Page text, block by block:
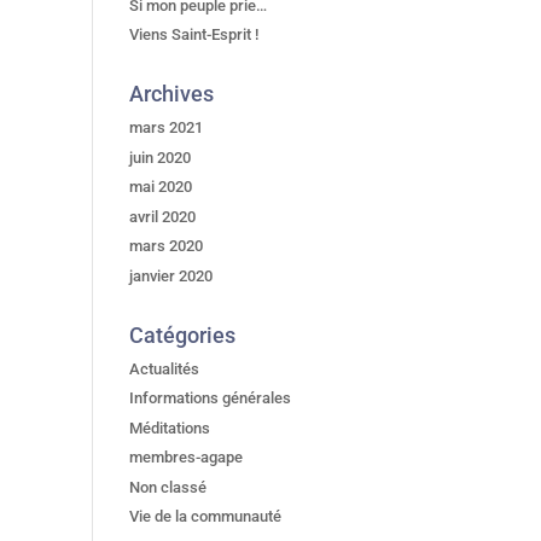
Si mon peuple prie…
Viens Saint-Esprit !
Archives
mars 2021
juin 2020
mai 2020
avril 2020
mars 2020
janvier 2020
Catégories
Actualités
Informations générales
Méditations
membres-agape
Non classé
Vie de la communauté